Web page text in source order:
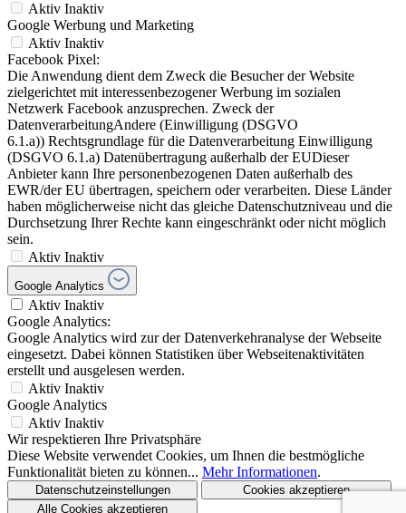
Aktiv Inaktiv
Google Werbung und Marketing
Aktiv Inaktiv
Facebook Pixel:
Die Anwendung dient dem Zweck die Besucher der Website
zielgerichtet mit interessenbezogener Werbung im sozialen
Netzwerk Facebook anzusprechen. Zweck der
DatenverarbeitungAndere (Einwilligung (DSGVO
6.1.a)) Rechtsgrundlage für die Datenverarbeitung Einwilligung
(DSGVO 6.1.a) Datenübertragung außerhalb der EUDieser
Anbieter kann Ihre personenbezogenen Daten außerhalb des
EWR/der EU übertragen, speichern oder verarbeiten. Diese Länder
haben möglicherweise nicht das gleiche Datenschutzniveau und die
Durchsetzung Ihrer Rechte kann eingeschränkt oder nicht möglich
sein.
Aktiv Inaktiv
Google Analytics
Aktiv Inaktiv
Google Analytics:
Google Analytics wird zur der Datenverkehranalyse der Webseite
eingesetzt. Dabei können Statistiken über Webseitenaktivitäten
erstellt und ausgelesen werden.
Aktiv Inaktiv
Google Analytics
Aktiv Inaktiv
Wir respektieren Ihre Privatsphäre
Diese Website verwendet Cookies, um Ihnen die bestmögliche
Funktionalität bieten zu können... Mehr Informationen.
Datenschutzeinstellungen
Cookies akzeptieren
Alle Cookies akzeptieren